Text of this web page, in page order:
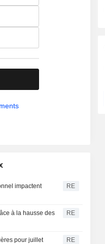
impactent
RE
à la hausse des
RE
pour juillet RE